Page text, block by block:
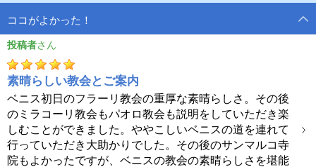
ココがよかった！
投稿者
素晴らしい教会とご案内
ベニス初日のフラーリ教会の重厚な素晴らしさ。その後
のミラコーリ教会もパオロ教会も説明をしていただき楽
しむことができました。ややこしいベニスの道を連れて
行っていただき大助かりでした。その後のサンマルコ寺
院もよかったですが、ベニスの教会の素晴らしさを堪能